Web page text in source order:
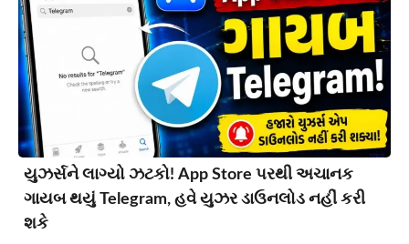
યુઝર્સને લાગ્યો ઝટકો! App Store પરથી અચાનક
ગાયબ થયું Telegram, હવે યુઝર ડાઉનલોડ નહીં કરી
શકે